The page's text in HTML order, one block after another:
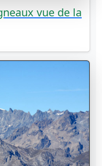
vue de la